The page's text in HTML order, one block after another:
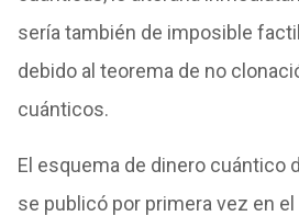
sería también de imposible
debido al teorema de no
cuánticos.
El esquema de dinero cuántico
se publicó por primera vez en